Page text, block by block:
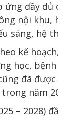
ứng đầy đủ
nội khu,
sáng, hệ
kế
học,
đã được
năm
– 2028)